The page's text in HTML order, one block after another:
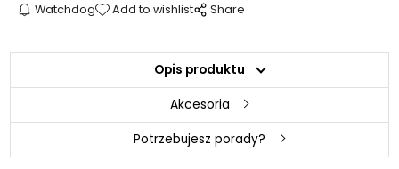
Watchdog Add to wishlist Share
Opis produktu
Akcesoria
Potrzebujesz porady?